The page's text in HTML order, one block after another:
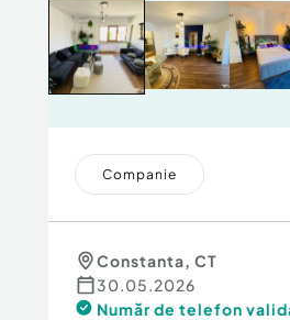
Companie
Constanta, CT
30.05.2026
Număr de telefon